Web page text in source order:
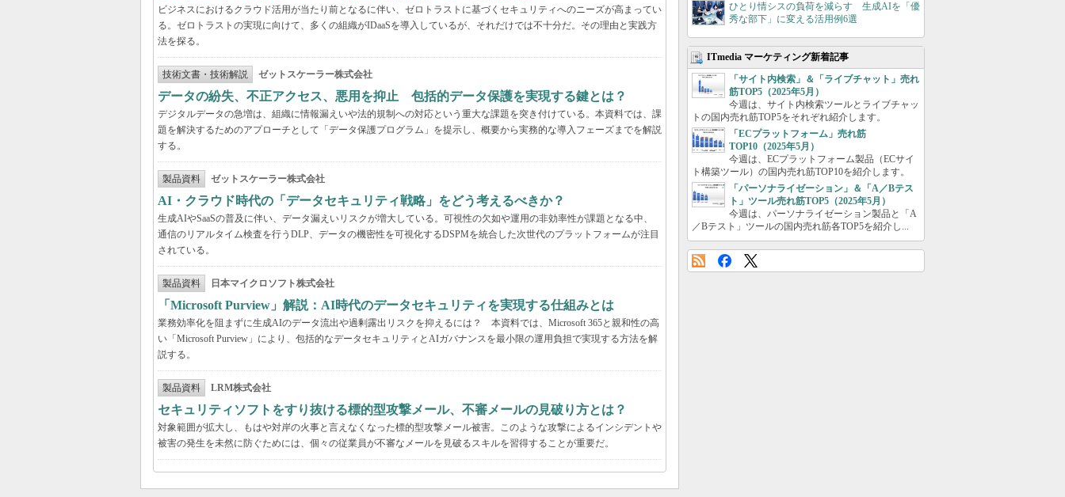
ビジネスにおけるクラウド活用が当たり前となるに伴い、ゼロトラストに基づくセキュリティへのニーズが高まってい
る。ゼロトラストの実現に向けて、多くの組織がIDaaSを導入しているが、それだけでは不十分だ。その理由と実践方
法を探る。
技術文書・技術解説 ゼットスケーラー株式会社
データの紛失、不正アクセス、悪用を抑止 包括的データ保護を実現する鍵とは？
デジタルデータの急増は、組織に情報漏えいや法的規制への対応という重大な課題を突き付けている。本資料では、課
題を解決するためのアプローチとして「データ保護プログラム」を提示し、概要から実務的な導入フェーズまでを解説
する。
製品資料 ゼットスケーラー株式会社
AI・クラウド時代の「データセキュリティ戦略」をどう考えるべきか？
生成AIやSaaSの普及に伴い、データ漏えいリスクが増大している。可視性の欠如や運用の非効率性が課題となる中、
通信のリアルタイム検査を行うDLP、データの機密性を可視化するDSPMを統合した次世代のプラットフォームが注目
されている。
製品資料 日本マイクロソフト株式会社
「Microsoft Purview」解説：AI時代のデータセキュリティを実現する仕組みとは
業務効率化を阻まずに生成AIのデータ流出や過剰露出リスクを抑えるには？ 本資料では、Microsoft 365と親和性の高
い「Microsoft Purview」により、包括的なデータセキュリティとAIガバナンスを最小限の運用負担で実現する方法を解
説する。
製品資料 LRM株式会社
セキュリティソフトをすり抜ける標的型攻撃メール、不審メールの見破り方とは？
対象範囲が拡大し、もはや対岸の火事と言えなくなった標的型攻撃メール被害。このような攻撃によるインシデントや
被害の発生を未然に防ぐためには、個々の従業員が不審なメールを見破るスキルを習得することが重要だ。
ひとり情シスの負荷を減らす 生成AIを「優
秀な部下」に変える活用例6選
ITmedia マーケティング新着記事
「サイト内検索」＆「ライブチャット」売れ
筋TOP5（2025年5月）
今週は、サイト内検索ツールとライブチャッ
トの国内売れ筋TOP5をそれぞれ紹介します。
「ECプラットフォーム」売れ筋
TOP10（2025年5月）
今週は、ECプラットフォーム製品（ECサイ
ト構築ツール）の国内売れ筋TOP10を紹介します。
「パーソナライゼーション」＆「A／Bテス
ト」ツール売れ筋TOP5（2025年5月）
今週は、パーソナライゼーション製品と「A
／Bテスト」ツールの国内売れ筋各TOP5を紹介し...